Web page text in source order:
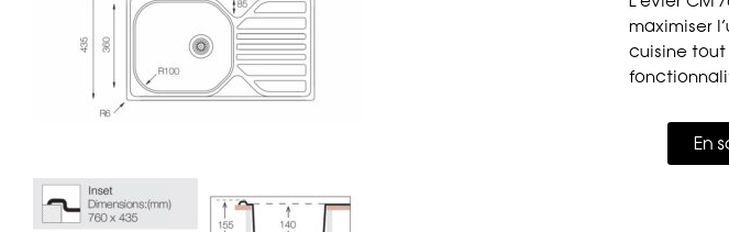
maximiser
cuisine
En